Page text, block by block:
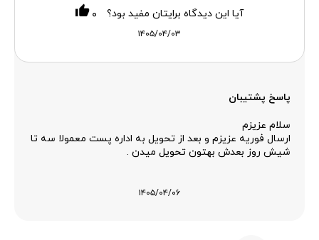
۱۴۰۵/۰۴/۰۳
آیا این دیدگاه برایتان مفید بود؟ ۰
پاسخ پشتیبان
سلام عزیزم
ارسال فوریه عزیزم و بعد از تحویل به اداره پست معمولا سه تا
شیش روز بعدش بهتون تحویل میدن .
۱۴۰۵/۰۴/۰۶